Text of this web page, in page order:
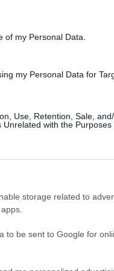
of my Personal Data.
my Personal Data for
Use, Retention, Sale,
with the Purposes
storage related to
to be sent to Google for